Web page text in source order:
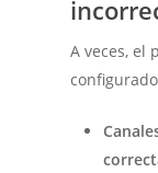
A veces, el